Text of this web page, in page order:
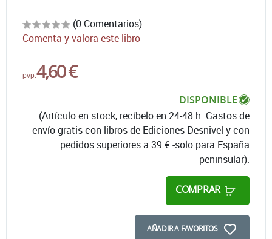
(0 Comentarios)
Comenta y valora este libro
pvp. 4,60 €
DISPONIBLE
(Artículo en stock, recíbelo en 24-48 h. Gastos de
envío gratis con libros de Ediciones Desnivel y con
pedidos superiores a 39 € -solo para España
peninsular).
COMPRAR
AÑADIR A FAVORITOS